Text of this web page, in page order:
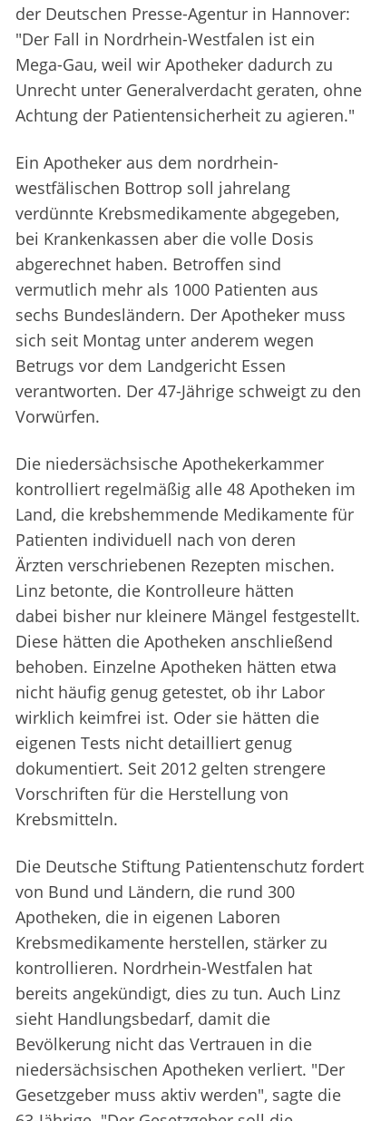
der Deutschen Presse-Agentur in Hannover:
"Der Fall in Nordrhein-Westfalen ist ein
Mega-Gau, weil wir Apotheker dadurch zu
Unrecht unter Generalverdacht geraten, ohne
Achtung der Patientensicherheit zu agieren."
Ein Apotheker aus dem nordrhein-
westfälischen Bottrop soll jahrelang
verdünnte Krebsmedikamente abgegeben,
bei Krankenkassen aber die volle Dosis
abgerechnet haben. Betroffen sind
vermutlich mehr als 1000 Patienten aus
sechs Bundesländern. Der Apotheker muss
sich seit Montag unter anderem wegen
Betrugs vor dem Landgericht Essen
verantworten. Der 47-Jährige schweigt zu den
Vorwürfen.
Die niedersächsische Apothekerkammer
kontrolliert regelmäßig alle 48 Apotheken im
Land, die krebshemmende Medikamente für
Patienten individuell nach von deren
Ärzten verschriebenen Rezepten mischen.
Linz betonte, die Kontrolleure hätten
dabei bisher nur kleinere Mängel festgestellt.
Diese hätten die Apotheken anschließend
behoben. Einzelne Apotheken hätten etwa
nicht häufig genug getestet, ob ihr Labor
wirklich keimfrei ist. Oder sie hätten die
eigenen Tests nicht detailliert genug
dokumentiert. Seit 2012 gelten strengere
Vorschriften für die Herstellung von
Krebsmitteln.
Die Deutsche Stiftung Patientenschutz fordert
von Bund und Ländern, die rund 300
Apotheken, die in eigenen Laboren
Krebsmedikamente herstellen, stärker zu
kontrollieren. Nordrhein-Westfalen hat
bereits angekündigt, dies zu tun. Auch Linz
sieht Handlungsbedarf, damit die
Bevölkerung nicht das Vertrauen in die
niedersächsischen Apotheken verliert. "Der
Gesetzgeber muss aktiv werden", sagte die